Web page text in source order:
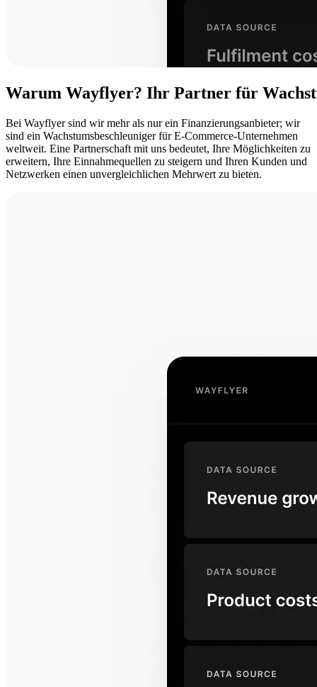
Warum Wayflyer? Ihr Partner für
Bei Wayflyer sind wir mehr als nur ein Finanzierungsanbieter; wir
sind ein Wachstumsbeschleuniger für E-Commerce-Unternehmen
weltweit. Eine Partnerschaft mit uns bedeutet, Ihre Möglichkeiten zu
erweitern, Ihre Einnahmequellen zu steigern und Ihren Kunden und
Netzwerken einen unvergleichlichen Mehrwert zu bieten.